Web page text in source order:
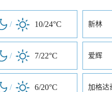
/ 10/24°C 新林
/ 7/22°C 爱辉
/ 6/20°C 加格达